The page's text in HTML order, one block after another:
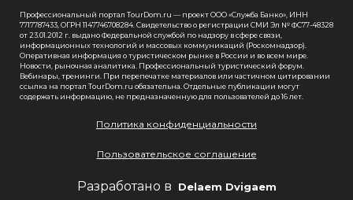
Профессиональный портал TourDom.ru — проект ООО «Служба Банко», ИНН
7717787433, ОГРН 1147746708284. Свидетельство о регистрации СМИ Эл № ФС77-48328
от 23.01.2012 г. выдано Федеральной службой по надзору в сфере связи,
информационных технологий и массовых коммуникаций (Роскомнадзор).
Оперативная информация о туристическом рынке в России и во всем мире.
Новости, рыночная аналитика. Профессиональный туристический форум.
Вебинары, тренинги. При перепечатке материалов или частичном цитировании
ссылка на портал TourDom.ru обязательна. Отдельные публикации могут
содержать информацию, не предназначенную для пользователей до 16 лет.
Политика конфиденциальности
Пользовательское соглашение
Разработано в Delaem Dvigaem